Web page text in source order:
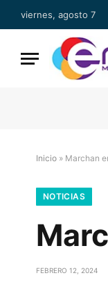
viernes, agosto 7
Inicio » Marchan
NOTICIAS
FEBRERO 12, 2024